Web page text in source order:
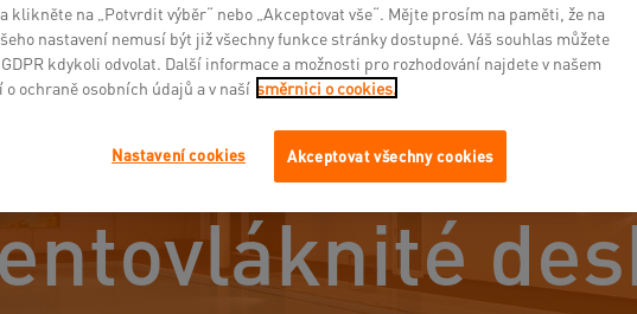
klikněte na „Potvrdit výběr“ nebo „Akceptovat vše“. Mějte prosím na paměti, že na
nastavení nemusí být již všechny funkce stránky dostupné. Váš souhlas můžete
kdykoli odvolat. Další informace a možnosti pro rozhodování najdete v našem
ochraně osobních údajů a v naší směrnici o cookies.
Akceptovat všechny cookies
Nastavení cookies